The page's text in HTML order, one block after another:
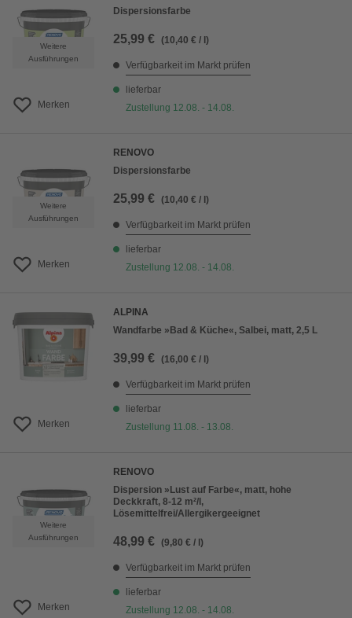
Weitere
Ausführungen
Merken
Dispersionsfarbe
25,99 € (10,40 € / l)
Verfügbarkeit im Markt prüfen
lieferbar
Zustellung 12.08. - 14.08.
Weitere
Ausführungen
Merken
RENOVO
Dispersionsfarbe
25,99 € (10,40 € / l)
Verfügbarkeit im Markt prüfen
lieferbar
Zustellung 12.08. - 14.08.
Merken
ALPINA
Wandfarbe »Bad & Küche«, Salbei, matt, 2,5 L
39,99 € (16,00 € / l)
Verfügbarkeit im Markt prüfen
lieferbar
Zustellung 11.08. - 13.08.
Weitere
Ausführungen
Merken
RENOVO
Dispersion »Lust auf Farbe«, matt, hohe
Deckkraft, 8-12 m²/l,
Lösemittelfrei/Allergikergeeignet
48,99 € (9,80 € / l)
Verfügbarkeit im Markt prüfen
lieferbar
Zustellung 12.08. - 14.08.